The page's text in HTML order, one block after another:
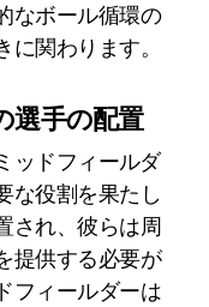
なボール循環の
関わります。
選手の配置
ッドフィールダ
な役割を果たし
され、彼らは周
提供する必要が
フィールダーは